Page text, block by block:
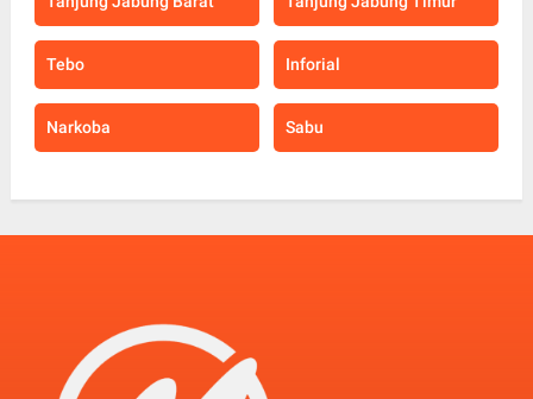
Tebo Inforial
Narkoba Sabu